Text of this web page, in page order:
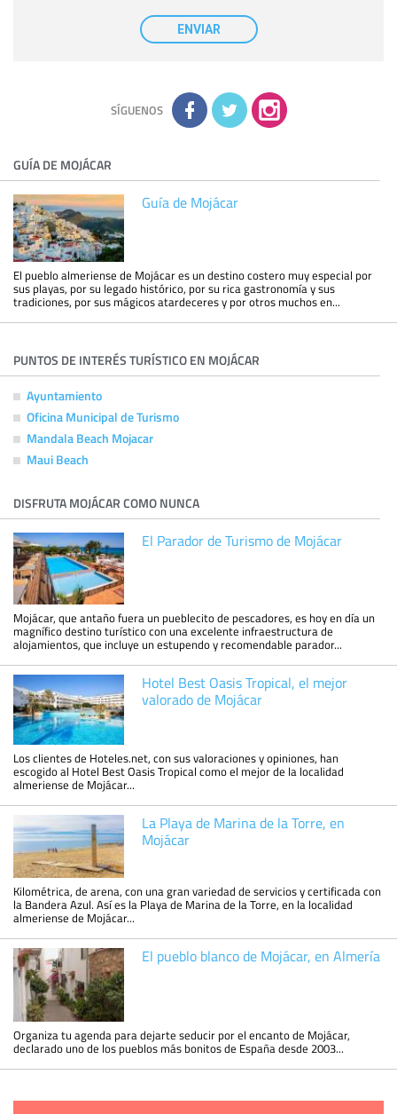
con carácter general, sólo el personal de
nuestra entidad que esté debidamente autorizado podrá
tener conocimiento de la información que le pedimos. No se
comunicarán datos a terceros.
adicional y detallada sobre cómo tratamos sus datos en la
política de privacidad
ENVIAR
SÍGUENOS
GUÍA DE MOJÁCAR
Guía de Mojácar
El pueblo almeriense de Mojácar es un destino costero muy especial por
sus playas, por su legado histórico, por su rica gastronomía y sus
tradiciones, por sus mágicos atardeceres y por otros muchos en...
PUNTOS DE INTERÉS TURÍSTICO EN MOJÁCAR
Ayuntamiento
Oficina Municipal de Turismo
Mandala Beach Mojacar
Maui Beach
DISFRUTA MOJÁCAR COMO NUNCA
El Parador de Turismo de Mojácar
Mojácar, que antaño fuera un pueblecito de pescadores, es hoy en día un
magnífico destino turístico con una excelente infraestructura de
alojamientos, que incluye un estupendo y recomendable parador...
Hotel Best Oasis Tropical, el mejor
valorado de Mojácar
Los clientes de Hoteles.net, con sus valoraciones y opiniones, han
escogido al Hotel Best Oasis Tropical como el mejor de la localidad
almeriense de Mojácar...
La Playa de Marina de la Torre, en
Mojácar
Kilométrica, de arena, con una gran variedad de servicios y certificada con
la Bandera Azul. Así es la Playa de Marina de la Torre, en la localidad
almeriense de Mojácar...
El pueblo blanco de Mojácar, en Almería
Organiza tu agenda para dejarte seducir por el encanto de Mojácar,
declarado uno de los pueblos más bonitos de España desde 2003...